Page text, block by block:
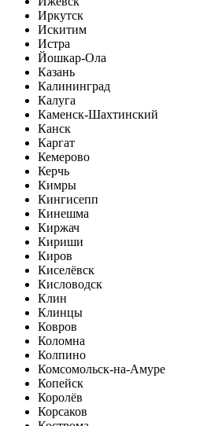
Иркутск
Искитим
Истра
Йошкар-Ола
Казань
Калининград
Калуга
Каменск-Шахтинский
Канск
Каргат
Кемерово
Керчь
Кимры
Кингисепп
Кинешма
Киржач
Кириши
Киров
Киселёвск
Кисловодск
Клин
Клинцы
Ковров
Коломна
Колпино
Комсомольск-на-Амуре
Копейск
Королёв
Корсаков